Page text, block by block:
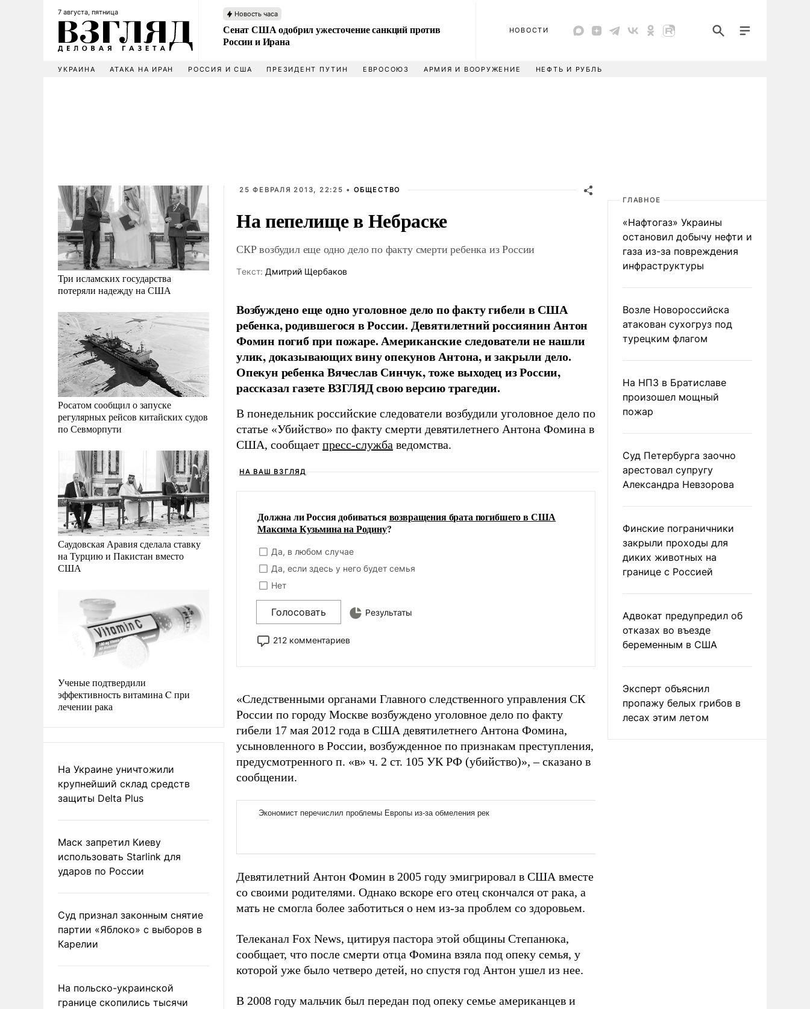
7 августа, пятница Новость часа
Сенат США одобрил ужесточение санкций против
России и Ирана
НОВОСТИ
УКРАИНА АТАКА НА ИРАН РОССИЯ И США ПРЕЗИДЕНТ ПУТИН ЕВРОСОЮЗ АРМИЯ И ВООРУЖЕНИЕ НЕФТЬ И РУБЛЬ
Три исламских государства
потеряли надежду на США
Росатом сообщил о запуске
регулярных рейсов китайских судов
по Севморпути
Саудовская Аравия сделала ставку
на Турцию и Пакистан вместо
США
Ученые подтвердили
эффективность витамина C при
лечении рака
На Украине уничтожили
крупнейший склад средств
защиты Delta Plus
Маск запретил Киеву
использовать Starlink для
ударов по России
Суд признал законным снятие
партии «Яблоко» с выборов в
Карелии
На польско-украинской
границе скопились тысячи
25 ФЕВРАЛЯ 2013, 22:25 • ОБЩЕСТВО
На пепелище в Небраске
СКР возбудил еще одно дело по факту смерти ребенка из России
Tекст: Дмитрий Щербаков
Возбуждено еще одно уголовное дело по факту гибели в США
ребенка, родившегося в России. Девятилетний россиянин Антон
Фомин погиб при пожаре. Американские следователи не нашли
улик, доказывающих вину опекунов Антона, и закрыли дело.
Опекун ребенка Вячеслав Синчук, тоже выходец из России,
рассказал газете ВЗГЛЯД свою версию трагедии.
В понедельник российские следователи возбудили уголовное дело по
статье «Убийство» по факту смерти девятилетнего Антона Фомина в
США, сообщает пресс-служба ведомства.
НА ВАШ ВЗГЛЯД
Должна ли Россия добиватьсявозвращения брата погибшего в США
Максима Кузьмина на Родину?
Да, в любом случае
Да, если здесь у него будет семья
Нет
Голосовать Результаты
212 комментариев
«Следственными органами Главного следственного управления СК
России по городу Москве возбуждено уголовное дело по факту
гибели 17 мая 2012 года в США девятилетнего Антона Фомина,
усыновленного в России, возбужденное по признакам преступления,
предусмотренного п. «в» ч. 2 ст. 105 УК РФ (убийство)», – сказано в
сообщении.
Девятилетний Антон Фомин в 2005 году эмигрировал в США вместе
со своими родителями. Однако вскоре его отец скончался от рака, а
мать не смогла более заботиться о нем из-за проблем со здоровьем.
Телеканал Fox News, цитируя пастора этой общины Степанюка,
сообщает, что после смерти отца Фомина взяла под опеку семья, у
которой уже было четверо детей, но спустя год Антон ушел из нее.
В 2008 году мальчик был передан под опеку семье американцев и
ГЛАВНОЕ
«Нафтогаз» Украины
остановил добычу нефти и
газа из-за повреждения
инфраструктуры
Возле Новороссийска
атакован сухогруз под
турецким флагом
На НПЗ в Братиславе
произошел мощный
пожар
Суд Петербурга заочно
арестовал супругу
Александра Невзорова
Финские пограничники
закрыли проходы для
диких животных на
границе с Россией
Адвокат предупредил об
отказах во въезде
беременным в США
Эксперт объяснил
пропажу белых грибов в
лесах этим летом